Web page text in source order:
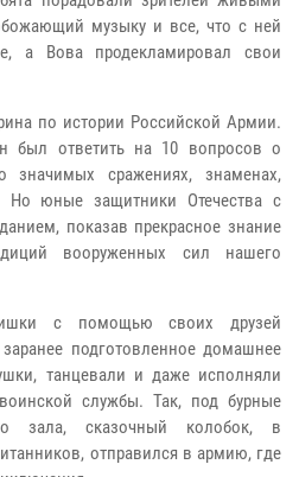
музыку и все, что с ней
а Вова продекламировал свои
по истории Российской Армии.
был ответить на 10 вопросов о
значимых сражениях, знаменах,
юные защитники Отечества с
показав прекрасное знание
вооруженных сил нашего
с помощью своих друзей
подготовленное домашнее
танцевали и даже исполняли
службы. Так, под бурные
зала, сказочный колобок, в
отправился в армию, где